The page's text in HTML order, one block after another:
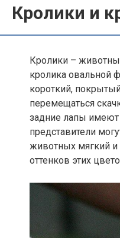
Кролики и
Кролики –
кролика овальной
короткий,
перемещаться
задние лапы имеют
представители
животных мягкий и
оттенков этих